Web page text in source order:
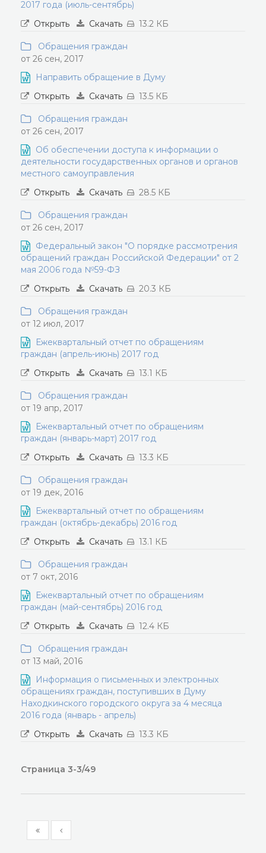
2017 года (июль-сентябрь)
Открыть
Скачать 13.2 КБ
Обращения граждан
от 26 сен, 2017
Направить обращение в Думу
Открыть
Скачать 13.5 КБ
Обращения граждан
от 26 сен, 2017
Об обеспечении доступа к информации о
деятельности государственных органов и органов
местного самоуправления
Открыть
Скачать 28.5 КБ
Обращения граждан
от 26 сен, 2017
Федеральный закон "О порядке рассмотрения
обращений граждан Российской Федерации" от 2
мая 2006 года №59-ФЗ
Открыть
Скачать 20.3 КБ
Обращения граждан
от 12 июл, 2017
Ежеквартальный отчет по обращениям
граждан (апрель-июнь) 2017 год
Открыть
Скачать 13.1 КБ
Обращения граждан
от 19 апр, 2017
Ежеквартальный отчет по обращениям
граждан (январь-март) 2017 год
Открыть
Скачать 13.3 КБ
Обращения граждан
от 19 дек, 2016
Ежеквартальный отчет по обращениям
граждан (октябрь-декабрь) 2016 год
Открыть
Скачать 13.1 КБ
Обращения граждан
от 7 окт, 2016
Ежеквартальный отчет по обращениям
граждан (май-сентябрь) 2016 год
Открыть
Скачать 12.4 КБ
Обращения граждан
от 13 май, 2016
Информация о письменных и электронных
обращениях граждан, поступивших в Думу
Находкинского городского округа за 4 месяца
2016 года (январь - апрель)
Открыть
Скачать 13.3 КБ
Страница 3-3/49